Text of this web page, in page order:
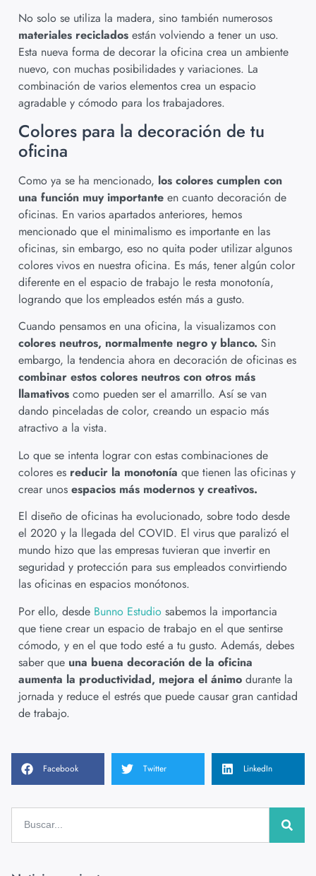
No solo se utiliza la madera, sino también numerosos
materiales reciclados están volviendo a tener un uso.
Esta nueva forma de decorar la oficina crea un ambiente
nuevo, con muchas posibilidades y variaciones. La
combinación de varios elementos crea un espacio
agradable y cómodo para los trabajadores.
Colores para la decoración de tu
oficina
Como ya se ha mencionado, los colores cumplen con
una función muy importante en cuanto decoración de
oficinas. En varios apartados anteriores, hemos
mencionado que el minimalismo es importante en las
oficinas, sin embargo, eso no quita poder utilizar algunos
colores vivos en nuestra oficina. Es más, tener algún color
diferente en el espacio de trabajo le resta monotonía,
logrando que los empleados estén más a gusto.
Cuando pensamos en una oficina, la visualizamos con
colores neutros, normalmente negro y blanco. Sin
embargo, la tendencia ahora en decoración de oficinas es
combinar estos colores neutros con otros más
llamativos como pueden ser el amarrillo. Así se van
dando pinceladas de color, creando un espacio más
atractivo a la vista.
Lo que se intenta lograr con estas combinaciones de
colores es reducir la monotonía que tienen las oficinas y
crear unos espacios más modernos y creativos.
El diseño de oficinas ha evolucionado, sobre todo desde
el 2020 y la llegada del COVID. El virus que paralizó el
mundo hizo que las empresas tuvieran que invertir en
seguridad y protección para sus empleados convirtiendo
las oficinas en espacios monótonos.
Por ello, desde Bunno Estudio sabemos la importancia
que tiene crear un espacio de trabajo en el que sentirse
cómodo, y en el que todo esté a tu gusto. Además, debes
saber que una buena decoración de la oficina
aumenta la productividad, mejora el ánimo durante la
jornada y reduce el estrés que puede causar gran cantidad
de trabajo.
Facebook Twitter LinkedIn